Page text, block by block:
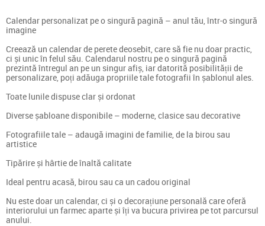
Calendar personalizat pe o singură pagină – anul tău, într-o singură
imagine
Creează un calendar de perete deosebit, care să fie nu doar practic,
ci și unic în felul său. Calendarul nostru pe o singură pagină
prezintă întregul an pe un singur afiș, iar datorită posibilității de
personalizare, poți adăuga propriile tale fotografii în șablonul ales.
Toate lunile dispuse clar și ordonat
Diverse șabloane disponibile – moderne, clasice sau decorative
Fotografiile tale – adaugă imagini de familie, de la birou sau
artistice
Tipărire și hârtie de înaltă calitate
Ideal pentru acasă, birou sau ca un cadou original
Nu este doar un calendar, ci și o decorațiune personală care oferă
interiorului un farmec aparte și îți va bucura privirea pe tot parcursul
anului.